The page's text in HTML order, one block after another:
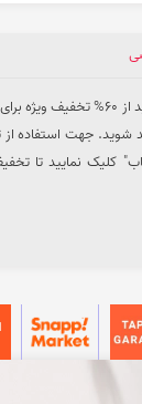
با استفاده از کد تخفیف می توانید
شوید. جهت استفاده
کلیک نمایید تا